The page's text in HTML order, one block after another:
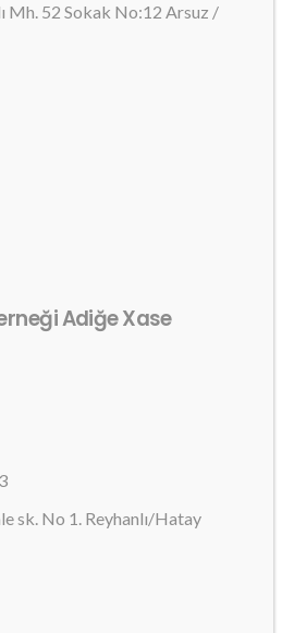
Mh. 52 Sokak No:12 Arsuz /
Adiğe Xase
sk. No 1. Reyhanlı/Hatay